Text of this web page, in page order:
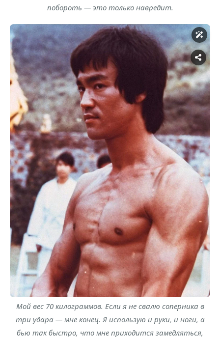
побороть — это только навредит.
Мой вес 70 килограммов. Если я не свалю соперника в
три удара — мне конец. Я использую и руки, и ноги, а
бью так быстро, что мне приходится замедляться,